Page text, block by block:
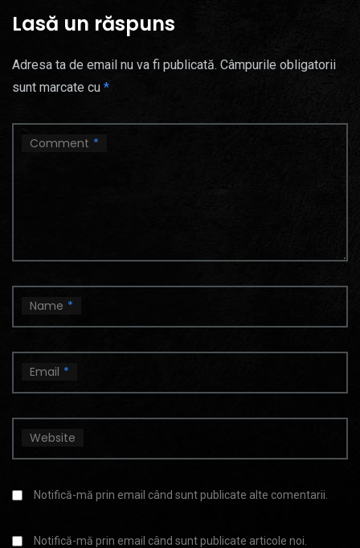
Lasă un răspuns
Adresa ta de email nu va fi publicată. Câmpurile obligatorii
sunt marcate cu *
Comment *
Name *
Email *
Website
Notifică-mă prin email când sunt publicate alte comentarii.
Notifică-mă prin email când sunt publicate articole noi.